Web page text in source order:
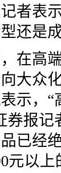
者表
还是
在高
大众
示，
券报记
已经
元以